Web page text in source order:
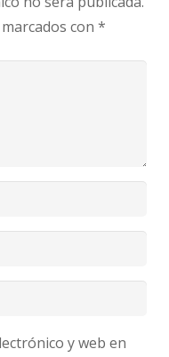
con *
y web en